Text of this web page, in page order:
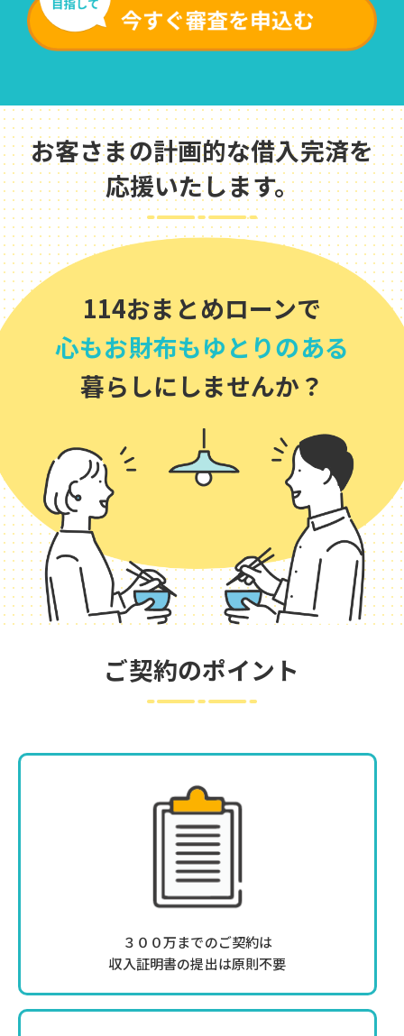
お客さまの計画的な借入完済を
応援いたします。
114おまとめローンで
心もお財布もゆとりのある
暮らしにしませんか？
ご契約のポイント
３００万までのご契約は
収入証明書の提出は原則不要